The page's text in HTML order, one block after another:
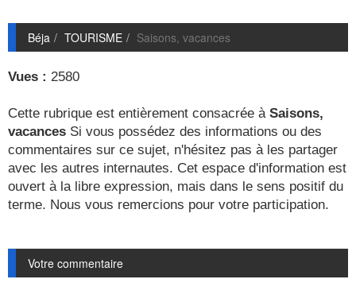
g
t
Béja TOURISME Saisons, vacances
Vues : 2580
Cette rubrique est entièrement consacrée à Saisons,
vacances Si vous possédez des informations ou des
commentaires sur ce sujet, n'hésitez pas à les partager
avec les autres internautes. Cet espace d'information est
ouvert à la libre expression, mais dans le sens positif du
terme. Nous vous remercions pour votre participation.
Votre commentaire